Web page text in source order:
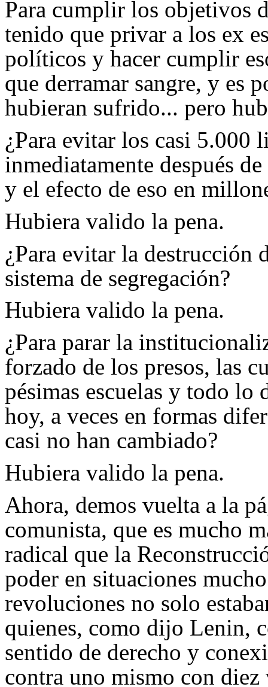
Para cumplir los objetivos
tenido que privar a los ex
políticos y hacer cumplir
que derramar sangre, y es
hubieran sufrido... pero
¿Para evitar los casi 5.000
inmediatamente después
y el efecto de eso en
Hubiera valido la pena.
¿Para evitar la destrucción
sistema de segregación?
Hubiera valido la pena.
¿Para parar la
forzado de los presos, las
pésimas escuelas y todo lo
hoy, a veces en formas
casi no han cambiado?
Hubiera valido la pena.
Ahora, demos vuelta a la
comunista, que es mucho
radical que la
poder en situaciones
revoluciones no solo
quienes, como dijo Lenin,
sentido de derecho y
contra uno mismo con diez